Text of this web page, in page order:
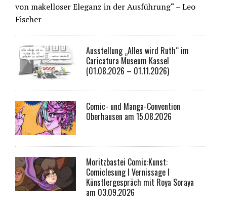
von makelloser Eleganz in der Ausführung“ – Leo
Fischer
Ausstellung „Alles wird Ruth“ im
Caricatura Museum Kassel
(01.08.2026 – 01.11.2026)
Comic- und Manga-Convention
Oberhausen am 15.08.2026
Moritzbastei Comic:Kunst:
Comiclesung I Vernissage I
Künstlergespräch mit Roya Soraya
am 03.09.2026